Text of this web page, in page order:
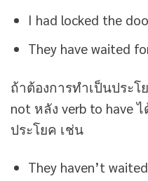
I had locked the
They have waited
ถ้าต้องการทำเป็นประ
not หลัง verb to have
ประโยค เช่น
They haven’t